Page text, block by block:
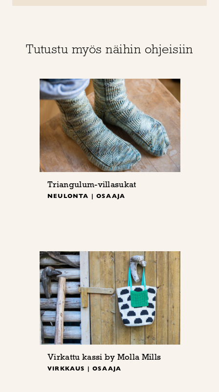
Tutustu myös näihin ohjeisiin
Triangulum-villasukat
NEULONTA | OSAAJA
Virkattu kassi by Molla Mills
VIRKKAUS | OSAAJA